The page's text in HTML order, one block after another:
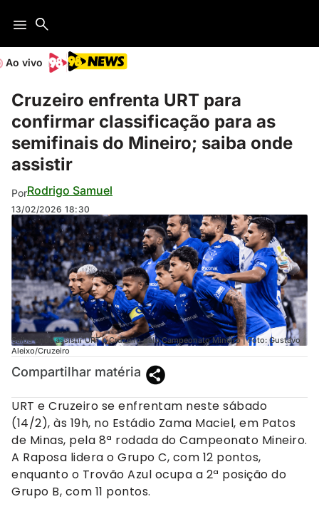
Ao vivo
Cruzeiro enfrenta URT para
confirmar classificação para as
semifinais do Mineiro; saiba onde
assistir
PorRodrigo Samuel
13/02/2026 18:30
Saiba onde assistir URT e Cruzeiro pelo Campeonato Mineiro | Foto: Gustavo
Aleixo/Cruzeiro
Compartilhar matéria
URT e Cruzeiro se enfrentam neste sábado
(14/2), às 19h, no Estádio Zama Maciel, em Patos
de Minas, pela 8ª rodada do Campeonato Mineiro.
A Raposa lidera o Grupo C, com 12 pontos,
enquanto o Trovão Azul ocupa a 2ª posição do
Grupo B, com 11 pontos.